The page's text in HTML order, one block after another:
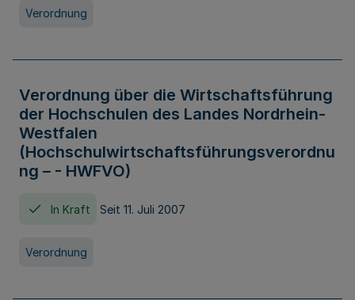
Verordnung
Verordnung über die Wirtschaftsführung
der Hochschulen des Landes Nordrhein-
Westfalen
(Hochschulwirtschaftsführungsverordnu
ng – - HWFVO)
In Kraft Seit 11. Juli 2007
Verordnung